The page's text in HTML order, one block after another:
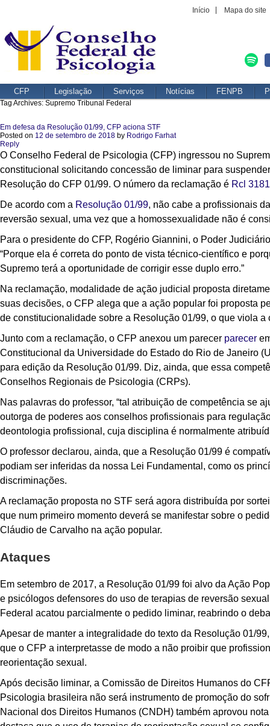
Início Mapa do site
CFP Legislação Serviços Notícias FENPB
Tag Archives: Supremo Tribunal Federal
Em defesa da Resolução 01/99, CFP aciona STF
Posted on 12 de setembro de 2018 by Rodrigo Farhat
Reply
O Conselho Federal de Psicologia (CFP) ingressou no
constitucional solicitando concessão de liminar para
Resolução do CFP 01/99. O número da reclamação é Rcl
De acordo com a Resolução 01/99, não cabe a profissionais
reversão sexual, uma vez que a homossexualidade não é
Para o presidente do CFP, Rogério Giannini, o Poder
“Porque ela é correta do ponto de vista técnico-científico e
Supremo terá a oportunidade de corrigir esse duplo erro.”
Na reclamação, modalidade de ação judicial proposta
suas decisões, o CFP alega que a ação popular foi proposta
de constitucionalidade sobre a Resolução 01/99, o que viola
Junto com a reclamação, o CFP anexou um parecer parecer
Constitucional da Universidade do Estado do Rio de Janeiro
para edição da Resolução 01/99. Diz, ainda, que essa
Conselhos Regionais de Psicologia (CRPs).
Nas palavras do professor, “tal atribuição de competência se
outorga de poderes aos conselhos profissionais para
deontologia profissional, cuja disciplina é normalmente
O professor declarou, ainda, que a Resolução 01/99 é
podiam ser inferidas da nossa Lei Fundamental, como os
discriminações.
A reclamação proposta no STF será agora distribuída por
que num primeiro momento deverá se manifestar sobre o
Cláudio de Carvalho na ação popular.
Ataques
Em setembro de 2017, a Resolução 01/99 foi alvo da Ação
e psicólogos defensores do uso de terapias de reversão
Federal acatou parcialmente o pedido liminar, reabrindo o
Apesar de manter a integralidade do texto da Resolução 01/
que o CFP a interpretasse de modo a não proibir que
reorientação sexual.
Após decisão liminar, a Comissão de Direitos Humanos do
Psicologia brasileira não será instrumento de promoção do
Nacional dos Direitos Humanos (CNDH) também aprovou